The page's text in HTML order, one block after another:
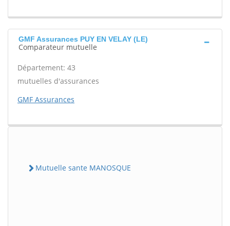
GMF Assurances PUY EN VELAY (LE)
Comparateur mutuelle
Département: 43
mutuelles d'assurances
GMF Assurances
Mutuelle sante MANOSQUE